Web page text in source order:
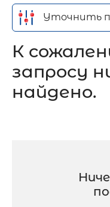
Уточнить
К
запросу
найдено.